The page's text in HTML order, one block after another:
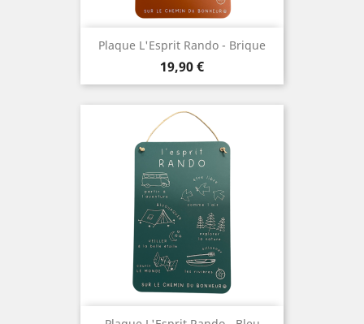
Plaque L'Esprit Rando - Brique
Prix
19,90 €